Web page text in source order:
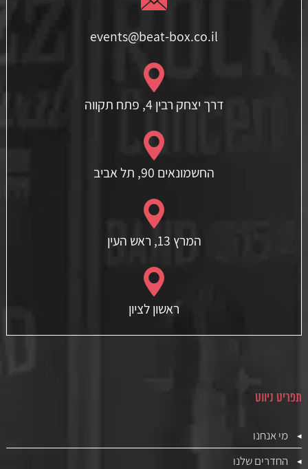
events@beat-box.co.il
דרך יצחק רבין 4, פתח תקווה
החשמונאים 90, תל אביב
המרץ 13, ראש העין
ראשון לציון
תפריט ניווט
מי אנחנו
החדרים שלנו